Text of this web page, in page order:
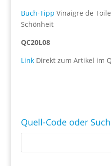
Buch-Tipp Vinaigre de
Schönheit
QC20L08
LinkDirekt zum Artikel im
Quell-Code oder